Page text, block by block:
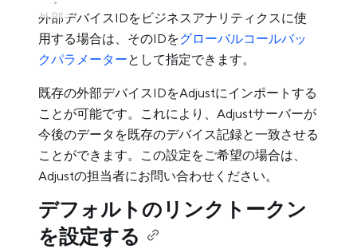
外部デバイスIDをビジネスアナリティクスに使
用する場合は、そのIDをグローバルコールバッ
クパラメーターとして指定できます。
既存の外部デバイスIDをAdjustにインポートする
ことが可能です。これにより、Adjustサーバーが
今後のデータを既存のデバイス記録と一致させる
ことができます。この設定をご希望の場合は、
Adjustの担当者にお問い合わせください。
デフォルトのリンクトークン
を設定する